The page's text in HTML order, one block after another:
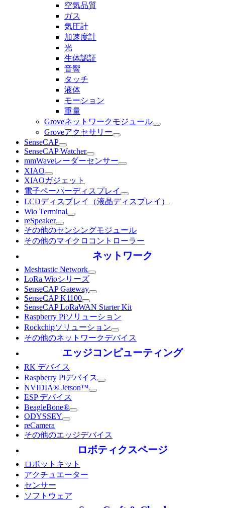
空気品質
ガス
気圧計
加速度計
光
生体認証
音響
タッチ
液体
モーション
重量
Groveネットワークモジュール
Groveアクセサリー
SenseCAP
SenseCAP Watcher
mmWaveレーダーセンサー
XIAO
XIAOガジェット
電子ペーパーディスプレイ
LCDディスプレイ（液晶ディスプレイ）
Wio Terminal
reSpeaker
その他のセンシングモジュール
その他のマイクロコントローラー
ネットワーク
Meshtastic Network
LoRa Wioシリーズ
SenseCAP Gateway
SenseCAP K1100
SenseCAP LoRaWAN Starter Kit
Raspberry Piソリューション
Rockchipソリューション
その他のネットワークデバイス
エッジコンピューティング
RK デバイス
Raspberry Piデバイス
NVIDIA® Jetson™
ESP デバイス
BeagleBone®
ODYSSEY
reCamera
その他のエッジデバイス
ロボティクスページ
ロボットキット
アクチュエーター
センサー
ソフトウェア